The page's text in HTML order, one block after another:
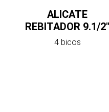
ALICATE
REBITADOR 9.1/2″
4 bicos